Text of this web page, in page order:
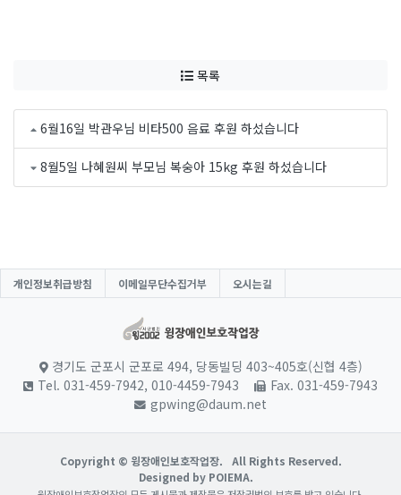
목록
6월16일 박관우님 비타500 음료 후원 하섰습니다
8월5일 나혜원씨 부모님 복숭아 15kg 후원 하섰습니다
개인정보취급방침 이메일무단수집거부 오시는길
경기도 군포시 군포로 494, 당동빌딩 403~405호(신협 4층)
Tel. 031-459-7942, 010-4459-7943
Fax. 031-459-7943
gpwing@daum.net
Copyright © 윙장애인보호작업장.
All Rights Reserved.
Designed by POIEMA.